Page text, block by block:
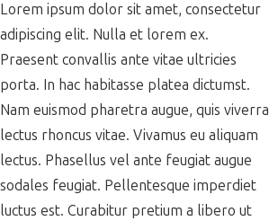
Lorem ipsum dolor sit amet, consectetur
adipiscing elit. Nulla et lorem ex.
Praesent convallis ante vitae ultricies
porta. In hac habitasse platea dictumst.
Nam euismod pharetra augue, quis viverra
lectus rhoncus vitae. Vivamus eu aliquam
lectus. Phasellus vel ante feugiat augue
sodales feugiat. Pellentesque imperdiet
luctus est. Curabitur pretium a libero ut